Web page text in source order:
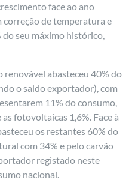
face ao ano
correção de temperatura e
do seu máximo histórico,
renovável abasteceu 40% do
o saldo exportador), com
11% do consumo,
fotovoltaicas 1,6%. Face à
os restantes 60% do
com 34% e pelo carvão
registado neste
nacional.